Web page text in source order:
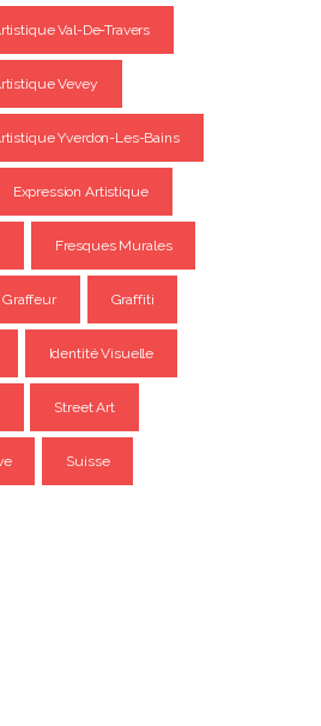
Val-De-Travers
Vevey
Yverdon-Les-Bains
Expression Artistique
Fresques Murales
Graffeur Graffiti
Identité Visuelle
Street Art
Suisse